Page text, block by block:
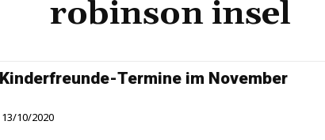
robinson insel
Termine im November
13/10/2020